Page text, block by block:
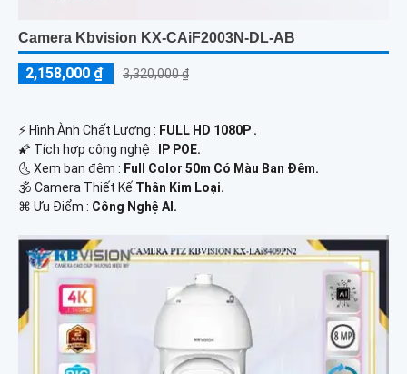
Camera Kbvision KX-CAiF2003N-DL-AB
2,158,000 ₫ 3,320,000 ₫
️⚡ Hình Ành Chất Lượng : FULL HD 1080P .
🌠 Tích hợp công nghệ :
IP POE.
🌜 Xem ban đêm : Full Color 50m Có Màu Ban Đêm.
🕉️ Camera Thiết Kế Thân Kim Loại.
️⌘ Ưu Điểm : Công Nghệ AI.